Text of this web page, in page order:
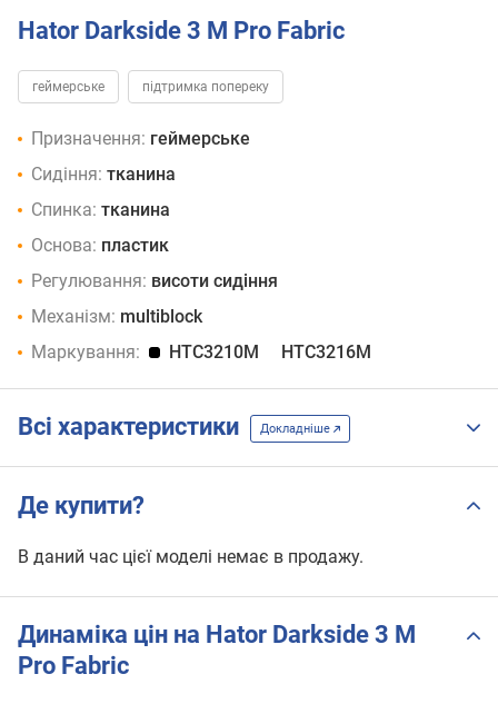
Hator Darkside 3 M Pro Fabric
геймерське підтримка попереку
Призначення: геймерське
Сидіння: тканина
Спинка: тканина
Основа: пластик
Регулювання: висоти сидіння
Механізм: multiblock
Маркування:
HTC3210M HTC3216M
Всі характеристики Докладніше
Де купити?
В даний час цієї моделі немає в продажу.
Динаміка цін на Hator Darkside 3 M
Pro Fabric